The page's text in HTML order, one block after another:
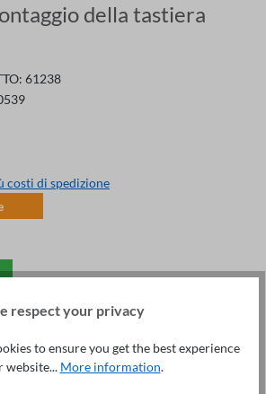
della tastiera
61238
costi di spedizione
respect your privacy
to ensure you get the best experience
website... More information.